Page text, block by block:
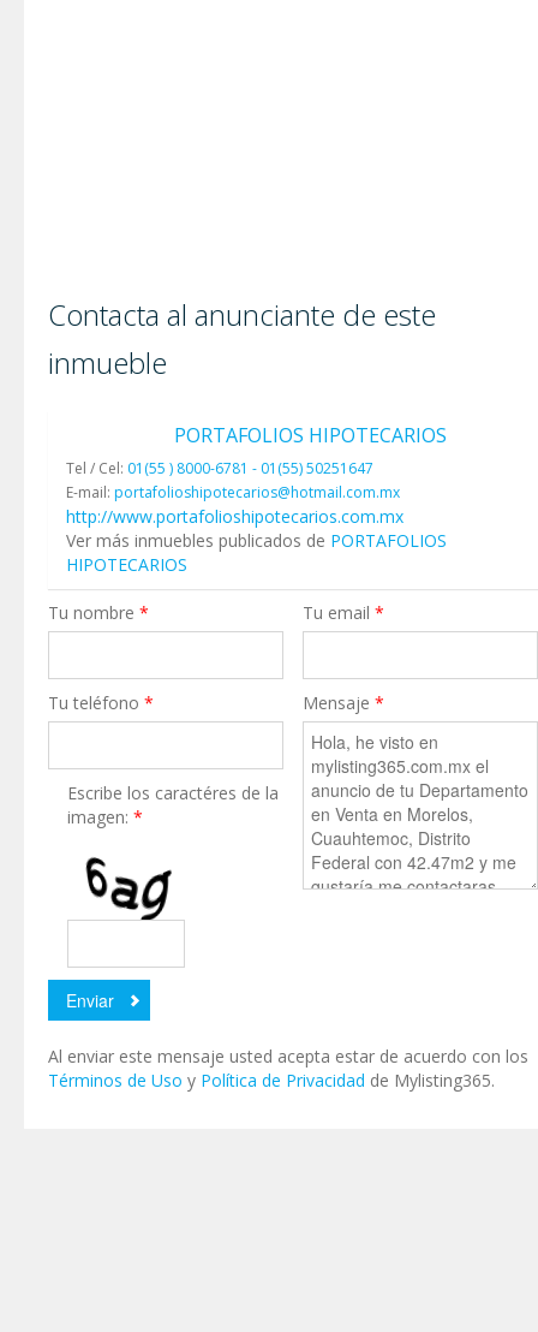
Contacta al anunciante de este
inmueble
PORTAFOLIOS HIPOTECARIOS
Tel / Cel: 01(55 ) 8000-6781 - 01(55) 50251647
E-mail: portafolioshipotecarios@hotmail.com.mx
http://www.portafolioshipotecarios.com.mx
Ver más inmuebles publicados de PORTAFOLIOS
HIPOTECARIOS
Tu nombre * Tu email*
Tu teléfono * Mensaje*
Escribe los caractéres de la
imagen:*
Al enviar este mensaje usted acepta estar de acuerdo con los
Términos de Uso y Política de Privacidad de Mylisting365.